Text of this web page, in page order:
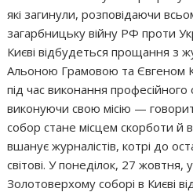
які загинули, розповідаючи
загарбницьку війну РФ проти
Києві відбудеться прощання з
Альоною Грамовою та Євгеном
під час виконання
виконуючи свою місію —
собор стане місцем скорботи й
вшанує журналістів, котрі до
світові. У понеділок, 27
Золотоверхому соборі в Києві